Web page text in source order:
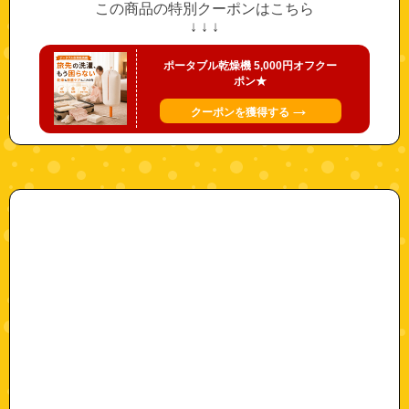
ポータブル乾燥機 5,000円オフクー
ポン★
クーポンを獲得する →
この商品の特別クーポンはこちら
↓ ↓ ↓
"tsa"